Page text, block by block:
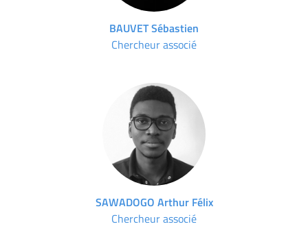
BAUVET Sébastien
Chercheur associé
SAWADOGO Arthur Félix
Chercheur associé